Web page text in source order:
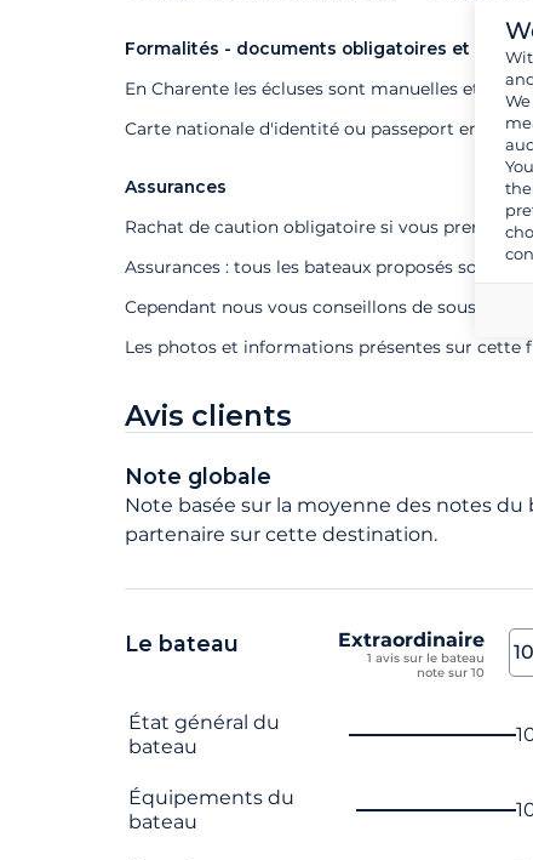
Formalités - documents obligatoires et autres
En Charente les écluses sont manuelles et
Carte nationale d'identité ou passeport en
Assurances
Rachat de caution obligatoire si vous prenez
Assurances : tous les bateaux proposés sont
Cependant nous vous conseillons de
Les photos et informations présentes sur cette
Avis clients
Note globale
Note basée sur la moyenne des notes
partenaire sur cette destination.
Le bateau Extraordinaire
1 avis sur le bateau
note sur 10
Nom du critère
État général du
bateau
Équipements du
bateau